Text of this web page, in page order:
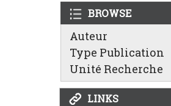
BROWSE
Auteur
Type Publication
Unité Recherche
LINKS